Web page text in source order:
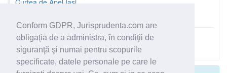
Conform GDPR, Jurisprudenta.com are
obligaţia de a administra, în condiţii de
siguranţă şi numai pentru scopurile
specificate, datele personale pe care le
Toate instantele